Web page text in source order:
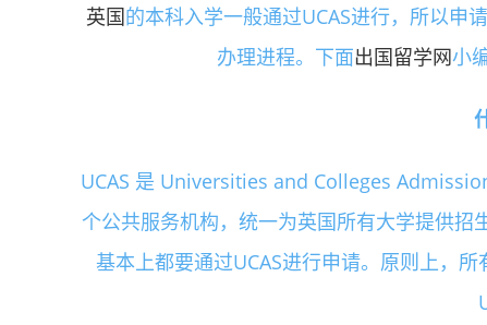
英国的本科入学一般通过UCAS进行，所以申
办理进程。下面出国留学网小
UCAS 是 Universities and Colleges
个公共服务机构，统一为英国所有大学提供招
基本上都要通过UCAS进行申请。原则上，